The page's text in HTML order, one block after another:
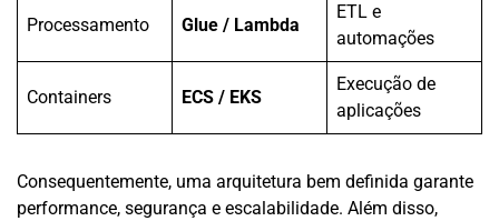
Processamento Glue / Lambda
ETL e
automações
Containers ECS / EKS
Execução de
aplicações
Consequentemente, uma arquitetura bem definida garante
performance, segurança e escalabilidade. Além disso,